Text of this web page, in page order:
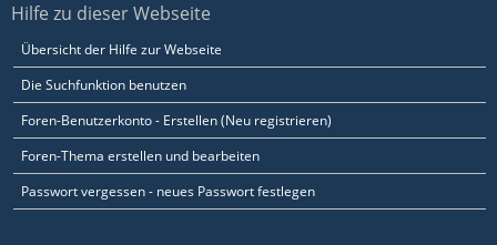
Hilfe zu dieser Webseite
Übersicht der Hilfe zur Webseite
Die Suchfunktion benutzen
Foren-Benutzerkonto - Erstellen (Neu registrieren)
Foren-Thema erstellen und bearbeiten
Passwort vergessen - neues Passwort festlegen